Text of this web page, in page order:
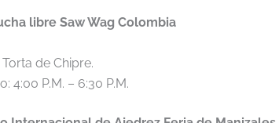
libre Saw Wag Colombia
de Chipre.
4:00 P.M. – 6:30 P.M.